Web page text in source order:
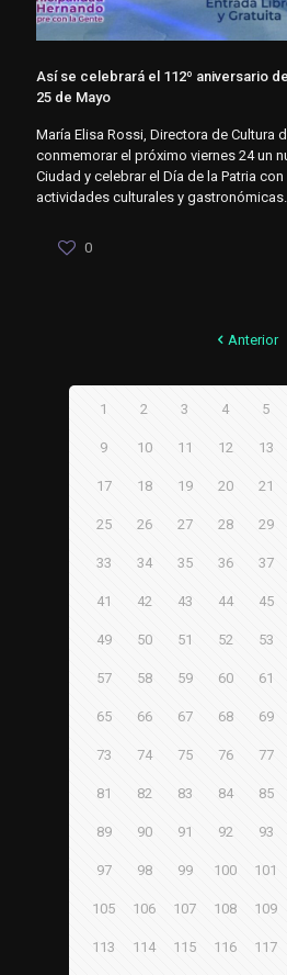
Así se celebrará el 112º aniversario
25 de Mayo
María Elisa Rossi, Directora de Cultura
conmemorar el próximo viernes 24 un
Ciudad y celebrar el Día de la Patria
actividades culturales y gastronómicas.
0
Anterior
1 2 3 4 5
9 10 11 12 13
17 18 19 20 21
25 26 27 28 29
33 34 35 36 37
41 42 43 44 45
49 50 51 52 53
57 58 59 60 61
65 66 67 68 69
73 74 75 76 77
81 82 83 84 85
89 90 91 92 93
97 98 99 100 101
105 106 107 108 109
113 114 115 116 117